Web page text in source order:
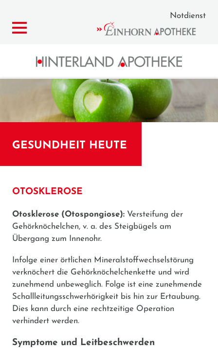
Notdienst
GESUNDHEIT HEUTE
OTOSKLEROSE
Otosklerose (Otospongiose): Versteifung der
Gehörknöchelchen, v. a. des Steigbügels am
Übergang zum Innenohr.
Infolge einer örtlichen Mineralstoffwechselstörung
verknöchert die Gehörknöchelchenkette und wird
zunehmend unbeweglich. Folge ist eine zunehmende
Schallleitungsschwerhörigkeit bis hin zur Ertaubung.
Dies kann durch eine rechtzeitige Operation
verhindert werden.
Symptome und Leitbeschwerden